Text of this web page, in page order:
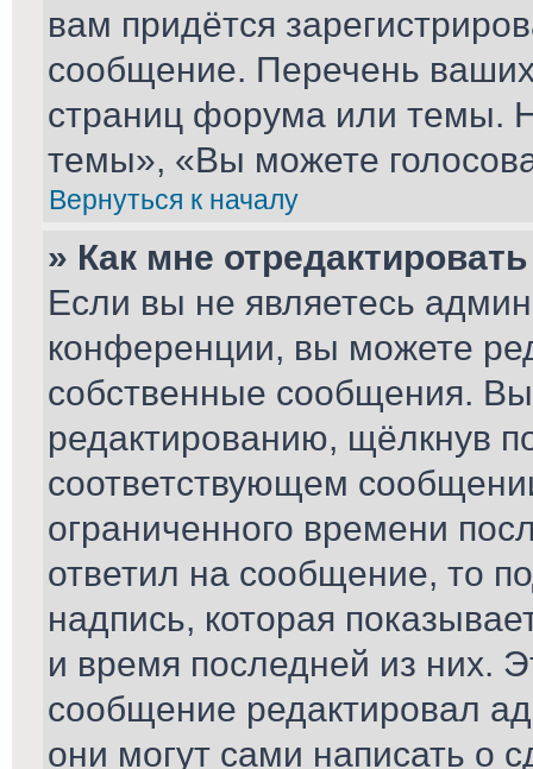
вам придётся
сообщение. Перечень
страниц форума или темы.
темы», «Вы можете
Вернуться к началу
» Как мне
Если вы не являетесь
конференции, вы можете
собственные сообщения.
редактированию, щёлкнув
соответствующем
ограниченного времени
ответил на сообщение, то
надпись, которая
и время последней из них.
сообщение редактировал
они могут сами написать о